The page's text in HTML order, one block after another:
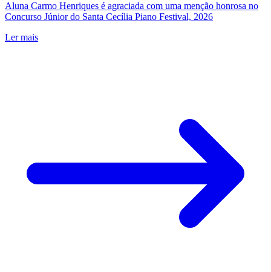
Aluna Carmo Henriques é agraciada com uma menção honrosa no
Concurso Júnior do Santa Cecília Piano Festival, 2026
Ler mais